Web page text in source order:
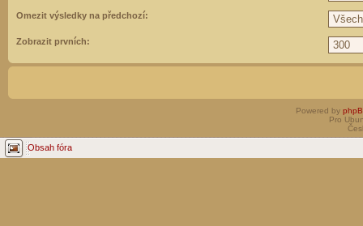
Omezit výsledky na předchozí:
Zobrazit prvních:
Powered by
Pro
Obsah fóra